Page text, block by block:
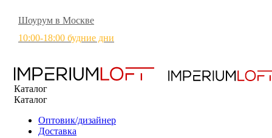
Шоурум в Москве
10:00-18:00 будние дни
Каталог
Каталог
Оптовик/дизайнер
Доставка